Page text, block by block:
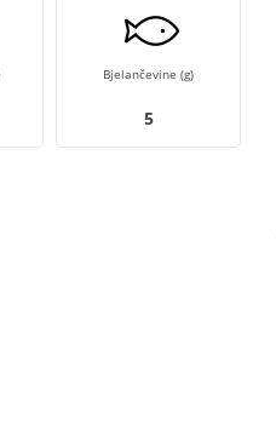
Bjelančevine (g)
5